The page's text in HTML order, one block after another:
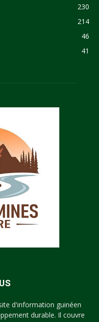
230
214
46
41
d'information guinéen
durable. Il couvre